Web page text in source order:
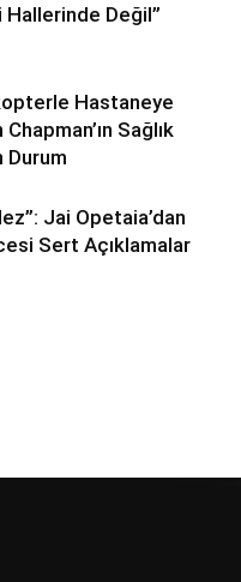
Hallerinde Değil”
Hastaneye
Chapman’ın Sağlık
Durum
Jai Opetaia’dan
Sert Açıklamalar